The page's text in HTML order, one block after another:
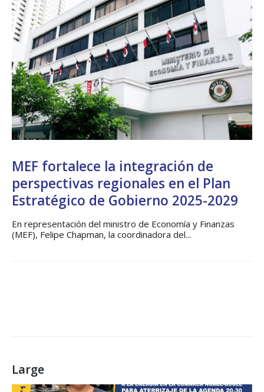
MEF fortalece la integración de
perspectivas regionales en el Plan
Estratégico de Gobierno 2025-2029
En representación del ministro de Economía y Finanzas
(MEF), Felipe Chapman, la coordinadora del...
Large